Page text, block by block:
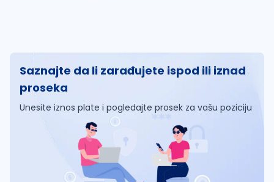
Saznajte da li zarađujete ispod ili iznad
proseka
Unesite iznos plate i pogledajte prosek za vašu poziciju